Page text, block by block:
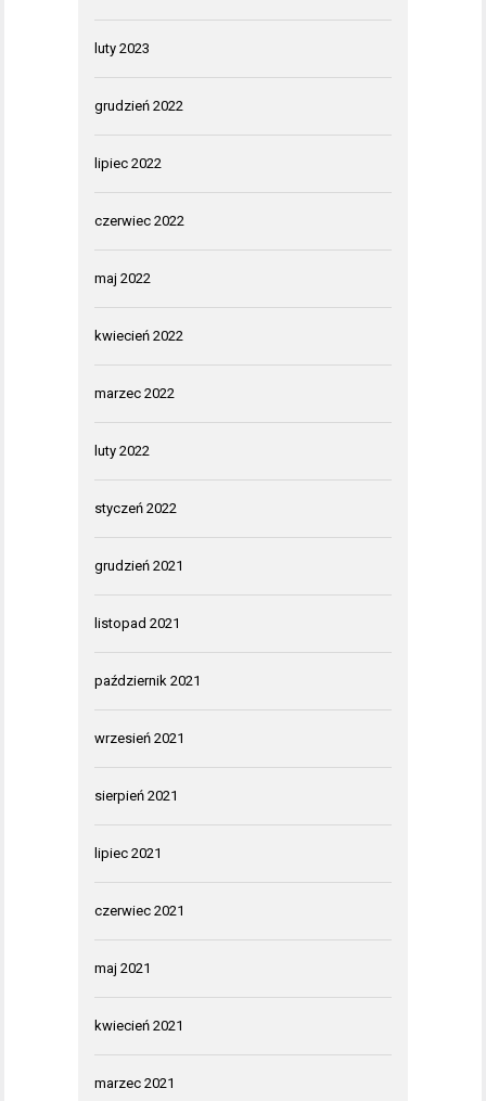
luty 2023
grudzień 2022
lipiec 2022
czerwiec 2022
maj 2022
kwiecień 2022
marzec 2022
luty 2022
styczeń 2022
grudzień 2021
listopad 2021
październik 2021
wrzesień 2021
sierpień 2021
lipiec 2021
czerwiec 2021
maj 2021
kwiecień 2021
marzec 2021